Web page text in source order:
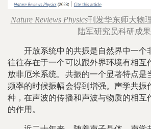
Nature Reviews Physics刊发华东师大物
陆军研究员科研成果
开放系统中的共振是自然界中一个
往往存在于一个可以跟外界环境有相互
放非厄米系统。共振的一个显著特点是
频率的时候振幅会得到增强。声学共振
种，在声波的传播和声波与物质的相互
的作用。